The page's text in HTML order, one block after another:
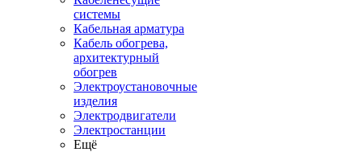
системы
Кабельная арматура
Кабель обогрева,
архитектурный
обогрев
Электроустановочные
изделия
Электродвигатели
Электростанции
Ещё